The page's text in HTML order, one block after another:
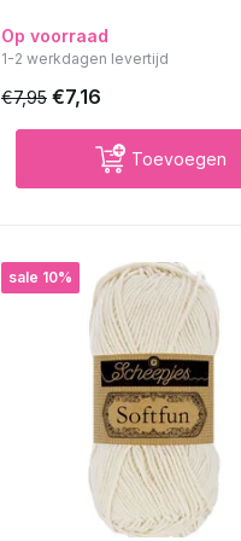
Op voorraad
1-2 werkdagen levertijd
€7,95 €7,16
Toevoegen
sale 10%